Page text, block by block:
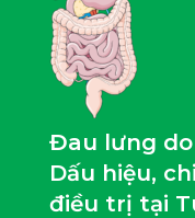
Đau lưng
Dấu hiệu,
điều trị tại